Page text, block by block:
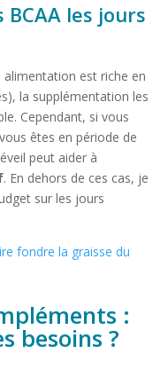
les jours
alimentation est riche en
la supplémentation les
Cependant, si vous
êtes en période de
peut aider à
. En dehors de ces cas, je
sur les jours
fondre la graisse du
:
besoins ?